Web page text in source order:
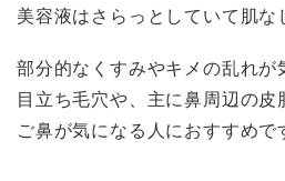
美容液はさらっとしていて肌な
部分的なくすみやキメの乱れ
目立ち毛穴や、主に鼻周辺の
ご鼻が気になる人におすすめで